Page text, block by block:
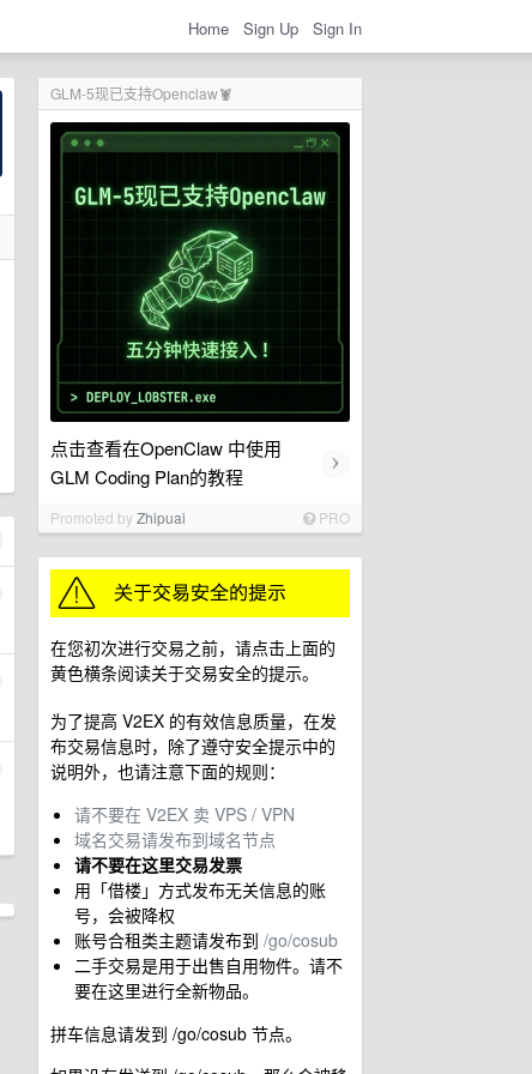
Home Sign Up Sign In
GLM-5现已支持Openclaw🦞
点击查看在OpenClaw 中使用
GLM Coding Plan的教程
›
Promoted byZhipuai PRO
在您初次进行交易之前，请点击上面的
黄色横条阅读关于交易安全的提示。
为了提高 V2EX 的有效信息质量，在发
布交易信息时，除了遵守安全提示中的
说明外，也请注意下面的规则：
请不要在 V2EX 卖 VPS / VPN
域名交易请发布到域名节点
请不要在这里交易发票
用「借楼」方式发布无关信息的账
号，会被降权
账号合租类主题请发布到 /go/cosub
二手交易是用于出售自用物件。请不
要在这里进行全新物品。
拼车信息请发到 /go/cosub 节点。